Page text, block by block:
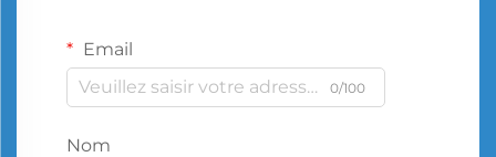
Email
0/100
Nom